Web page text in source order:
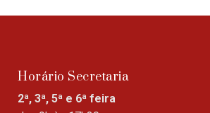
Horário Secretaria
2ª, 3ª, 5ª e 6ª feira